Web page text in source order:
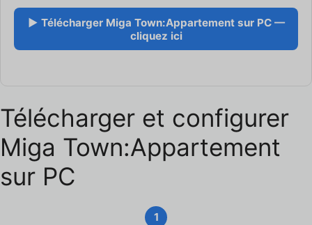
▶ Télécharger Miga Town:Appartement sur PC —
cliquez ici
Télécharger et configurer
Miga Town:Appartement
sur PC
1